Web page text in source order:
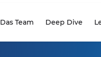
Das Team Deep Dive